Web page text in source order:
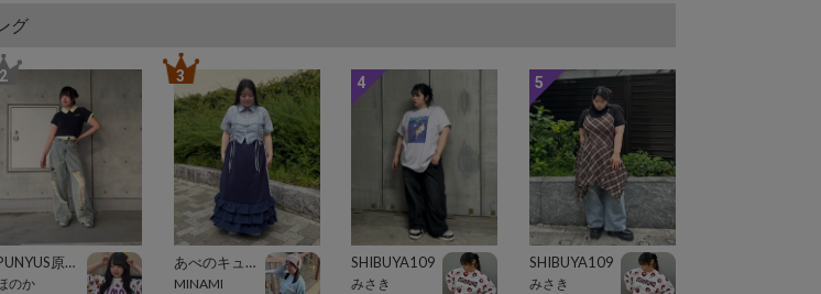
グ
PUNYUS原宿竹下通り
のか
2
あべのキューズモール（109ABENO）
MINAMI
3
SHIBUYA109
みさき
4
SHIBUYA109
みさき
5